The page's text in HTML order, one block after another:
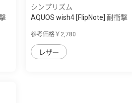
シンプリズム
AQUOS wish4 [FlipNote] 耐衝撃
参考価格￥2,780
レザー